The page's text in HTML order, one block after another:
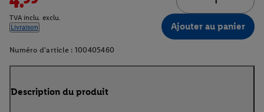
TVA inclu. exclu.
Livraison
Ajouter au panier
Numéro d'article : 100405460
Description du produit